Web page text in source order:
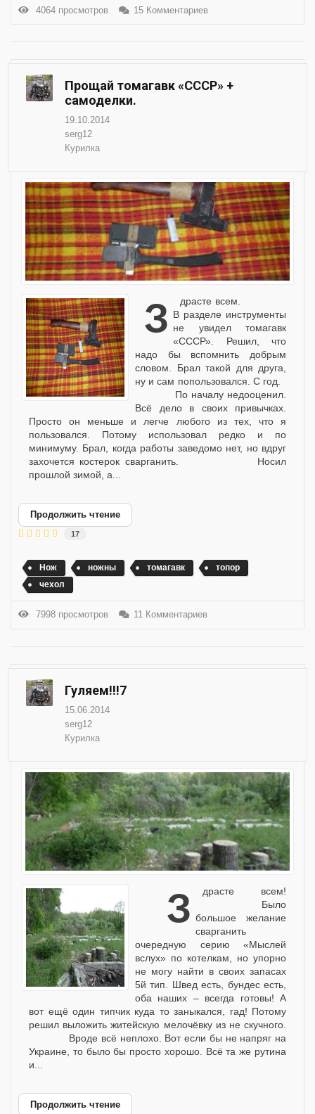
4064 просмотров 15 Комментариев
Прощай томагавк «СССР» +
самоделки.
19.10.2014
serg12
Курилка
Здрасте всем. В разделе инструменты
не увидел томагавк
«СССР». Решил, что
надо бы вспомнить добрым
словом. Брал такой для друга,
ну и сам попользовался. С год.
По началу недооценил.
Всё дело в своих привычках.
Просто он меньше и легче любого из тех, что я
пользовался. Потому использовал редко и по
минимуму. Брал, когда работы заведомо нет, но вдруг
захочется костерок сварганить. Носил
прошлой зимой, а...
Продолжить чтение
17
Нож ножны томагавк
топор
чехол
7998 просмотров 11 Комментариев
Гуляем!!!7
15.06.2014
serg12
Курилка
Здрасте всем!
Было
большое желание
сварганить
очередную серию «Мыслей
вслух» по котелкам, но упорно
не могу найти в своих запасах
5й тип. Швед есть, бундес есть,
оба наших – всегда готовы! А
вот ещё один типчик куда то заныкался, гад! Потому
решил выложить житейскую мелочёвку из не скучного.
Вроде всё неплохо. Вот если бы не напряг на
Украине, то было бы просто хорошо. Всё та же рутина
и...
Продолжить чтение